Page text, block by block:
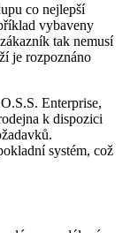
co nejlepší
vybaveny
tak nemusí
je rozpoznáno
Enterprise,
k dispozici
systém, což